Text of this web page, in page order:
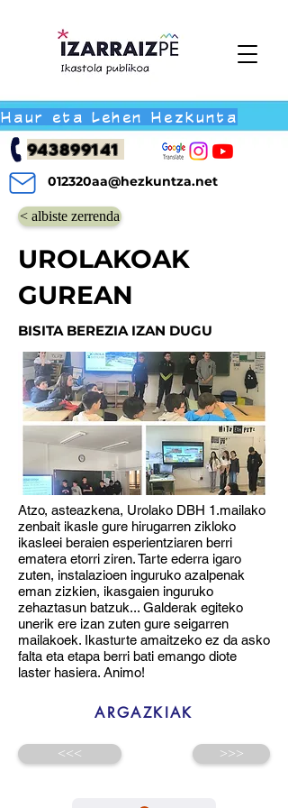
Haur eta Lehen Hezkunta
943899141
012320aa@hezkuntza.net
< albiste zerrenda
UROLAKOAK
GUREAN
BISITA BEREZIA IZAN DUGU
Atzo, asteazkena, Urolako DBH 1.mailako
zenbait ikasle gure hirugarren zikloko
ikasleei beraien esperientziaren berri
ematera etorri ziren. Tarte ederra igaro
zuten, instalazioen inguruko azalpenak
eman zizkien, ikasgaien inguruko
zehaztasun batzuk... Galderak egiteko
unerik ere izan zuten gure seigarren
mailakoek. Ikasturte amaitzeko ez da asko
falta eta etapa berri bati emango diote
laster hasiera. Animo!
ARGAZKIAK
<<< >>>